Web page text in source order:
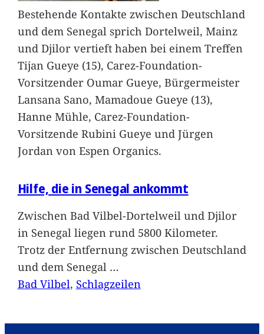
Bestehende Kontakte zwischen Deutschland
und dem Senegal sprich Dortelweil, Mainz
und Djilor vertieft haben bei einem Treffen
Tijan Gueye (15), Carez-Foundation-
Vorsitzender Oumar Gueye, Bürgermeister
Lansana Sano, Mamadoue Gueye (13),
Hanne Mühle, Carez-Foundation-
Vorsitzende Rubini Gueye und Jürgen
Jordan von Espen Organics.
Hilfe, die in Senegal ankommt
Zwischen Bad Vilbel-Dortelweil und Djilor
in Senegal liegen rund 5800 Kilometer.
Trotz der Entfernung zwischen Deutschland
und dem Senegal …
Bad Vilbel, Schlagzeilen